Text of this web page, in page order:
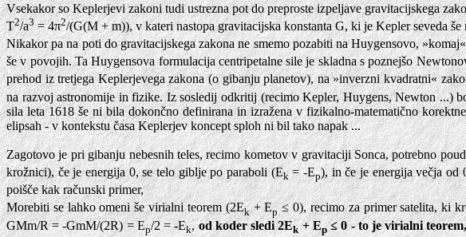
Vsekakor so Keplerjevi zakoni tudi ustrezna pot do preproste izpeljave gravitacijskega
T2/a3= 4π2/(G(M + m)), v kateri nastopa gravitacijska konstanta G, ki je Kepler seveda še
Nikakor pa na poti do gravitacijskega zakona ne smemo pozabiti na Huygensovo,
še v povojih. Ta Huygensova formulacija centripetalne sile je skladna s poznejšo
prehod iz tretjega Keplerjevega zakona (o gibanju planetov), na »inverzni kvadratni«
na razvoj astronomije in fizike. Iz sosledij odkritij (recimo Kepler, Huygens, Newton ...)
sila leta 1618 še ni bila dokončno definirana in izražena v fizikalno-matematično
elipsah - v kontekstu časa Keplerjev koncept sploh ni bil tako napak ...
Zagotovo je pri gibanju nebesnih teles, recimo kometov v gravitaciji Sonca, potrebno
krožnici), če je energija 0, se telo giblje po paraboli (Ek= -Ep), in če je energija večja od
poišče kak računski primer,
Morebiti se lahko omeni še virialni teorem (2Ek+ Ep≤ 0), recimo za primer satelita, ki
GMm/R = -GmM/(2R) = Ep/2 = -Ek,od koder sledi 2Ek+ Ep≤ 0 - to je virialni teorem,